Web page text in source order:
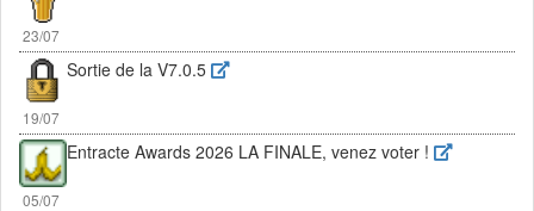
23/07
19/07
Sortie de la V7.0.5
05/07
Entracte Awards 2026 LA FINALE, venez voter !